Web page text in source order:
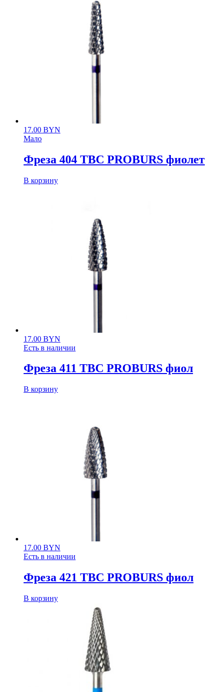
17.00 BYN
Мало
Фреза 404 ТВС PROBURS фиолет
В корзину
17.00 BYN
Есть в наличии
Фреза 411 ТВС PROBURS фиол
В корзину
17.00 BYN
Есть в наличии
Фреза 421 ТВС PROBURS фиол
В корзину